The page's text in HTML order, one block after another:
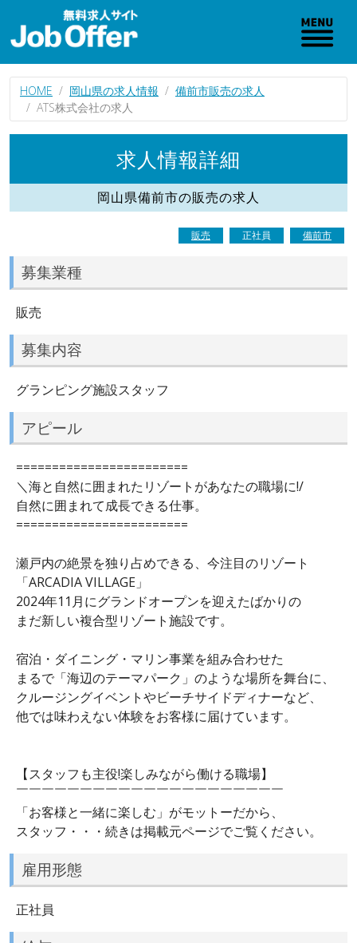
HOME 岡山県の求人情報
備前市販売の求人
ATS株式会社の求人
求人情報詳細
岡山県備前市の販売の求人
販売 正社員 備前市
募集業種
販売
募集内容
グランピング施設スタッフ
アピール
========================
＼海と自然に囲まれたリゾートがあなたの職場に!/
自然に囲まれて成長できる仕事。
========================
瀬戸内の絶景を独り占めできる、今注目のリゾート
「ARCADIA VILLAGE」
2024年11月にグランドオープンを迎えたばかりの
まだ新しい複合型リゾート施設です。
宿泊・ダイニング・マリン事業を組み合わせた
まるで「海辺のテーマパーク」のような場所を舞台に、
クルージングイベントやビーチサイドディナーなど、
他では味わえない体験をお客様に届けています。
【スタッフも主役!楽しみながら働ける職場】
￣￣￣￣￣￣￣￣￣￣￣￣￣￣￣￣￣￣￣￣￣
「お客様と一緒に楽しむ」がモットーだから、
スタッフ・・・続きは掲載元ページでご覧ください。
雇用形態
正社員